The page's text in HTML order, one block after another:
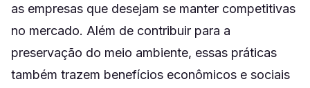
as empresas que desejam se manter competitivas
no mercado. Além de contribuir para a
preservação do meio ambiente, essas práticas
também trazem benefícios econômicos e sociais